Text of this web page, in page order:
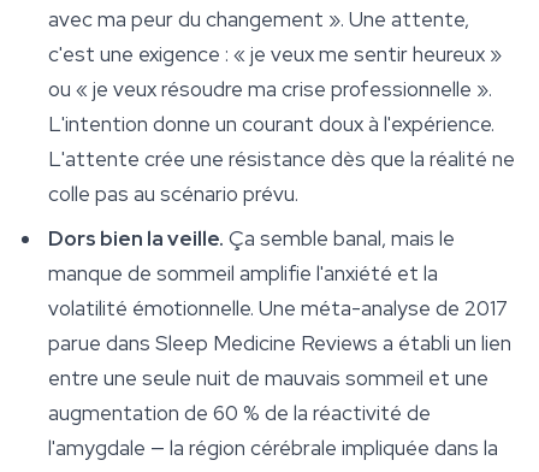
avec ma peur du changement ». Une attente,
c'est une exigence : « je veux me sentir heureux »
ou « je veux résoudre ma crise professionnelle ».
L'intention donne un courant doux à l'expérience.
L'attente crée une résistance dès que la réalité ne
colle pas au scénario prévu.
Dors bien la veille. Ça semble banal, mais le
manque de sommeil amplifie l'anxiété et la
volatilité émotionnelle. Une méta-analyse de 2017
parue dans Sleep Medicine Reviews a établi un lien
entre une seule nuit de mauvais sommeil et une
augmentation de 60 % de la réactivité de
l'amygdale — la région cérébrale impliquée dans la